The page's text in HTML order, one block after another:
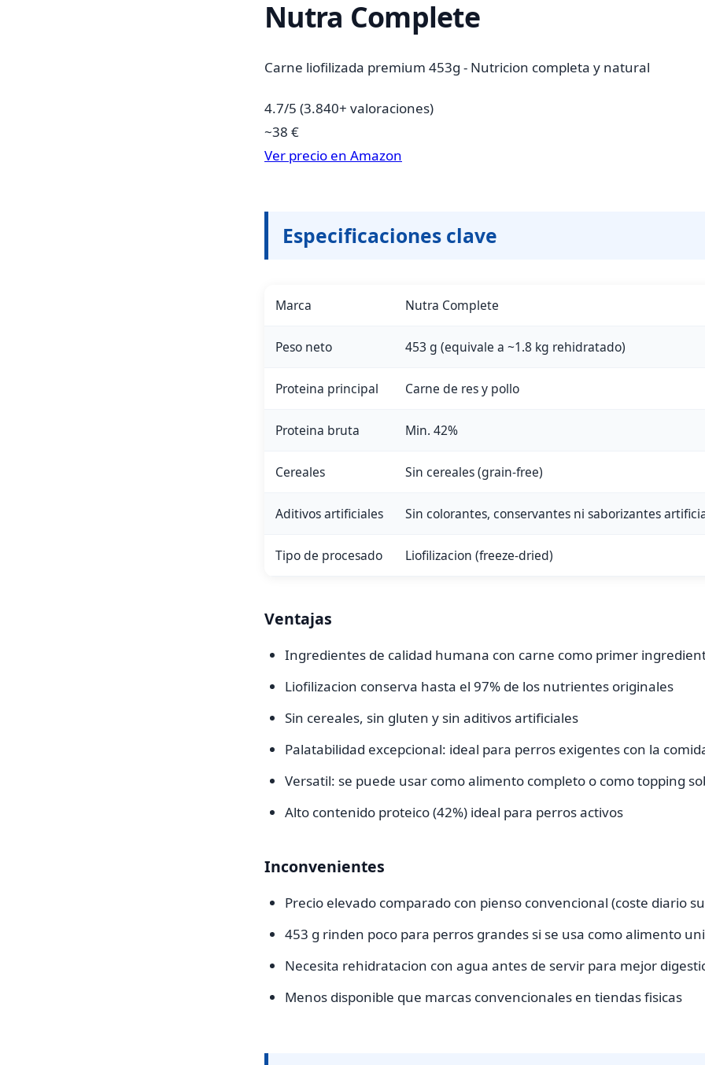
Nutra Complete
Carne liofilizada premium 453g - Nutricion completa y natural
4.7/5 (3.840+ valoraciones)
~38 €
Ver precio en Amazon
Especificaciones clave
Marca Nutra Complete
Peso neto 453 g (equivale a ~1.8 kg rehidratado)
Proteina principal Carne de res y pollo
Proteina bruta Min. 42%
Cereales Sin cereales (grain-free)
Aditivos artificiales Sin colorantes, conservantes ni saborizantes
Tipo de procesado Liofilizacion (freeze-dried)
Ventajas
Ingredientes de calidad humana con carne como primer
Liofilizacion conserva hasta el 97% de los nutrientes originales
Sin cereales, sin gluten y sin aditivos artificiales
Palatabilidad excepcional: ideal para perros exigentes con la
Versatil: se puede usar como alimento completo o como topping
Alto contenido proteico (42%) ideal para perros activos
Inconvenientes
Precio elevado comparado con pienso convencional (coste diario
453 g rinden poco para perros grandes si se usa como alimento
Necesita rehidratacion con agua antes de servir para mejor
Menos disponible que marcas convencionales en tiendas fisicas